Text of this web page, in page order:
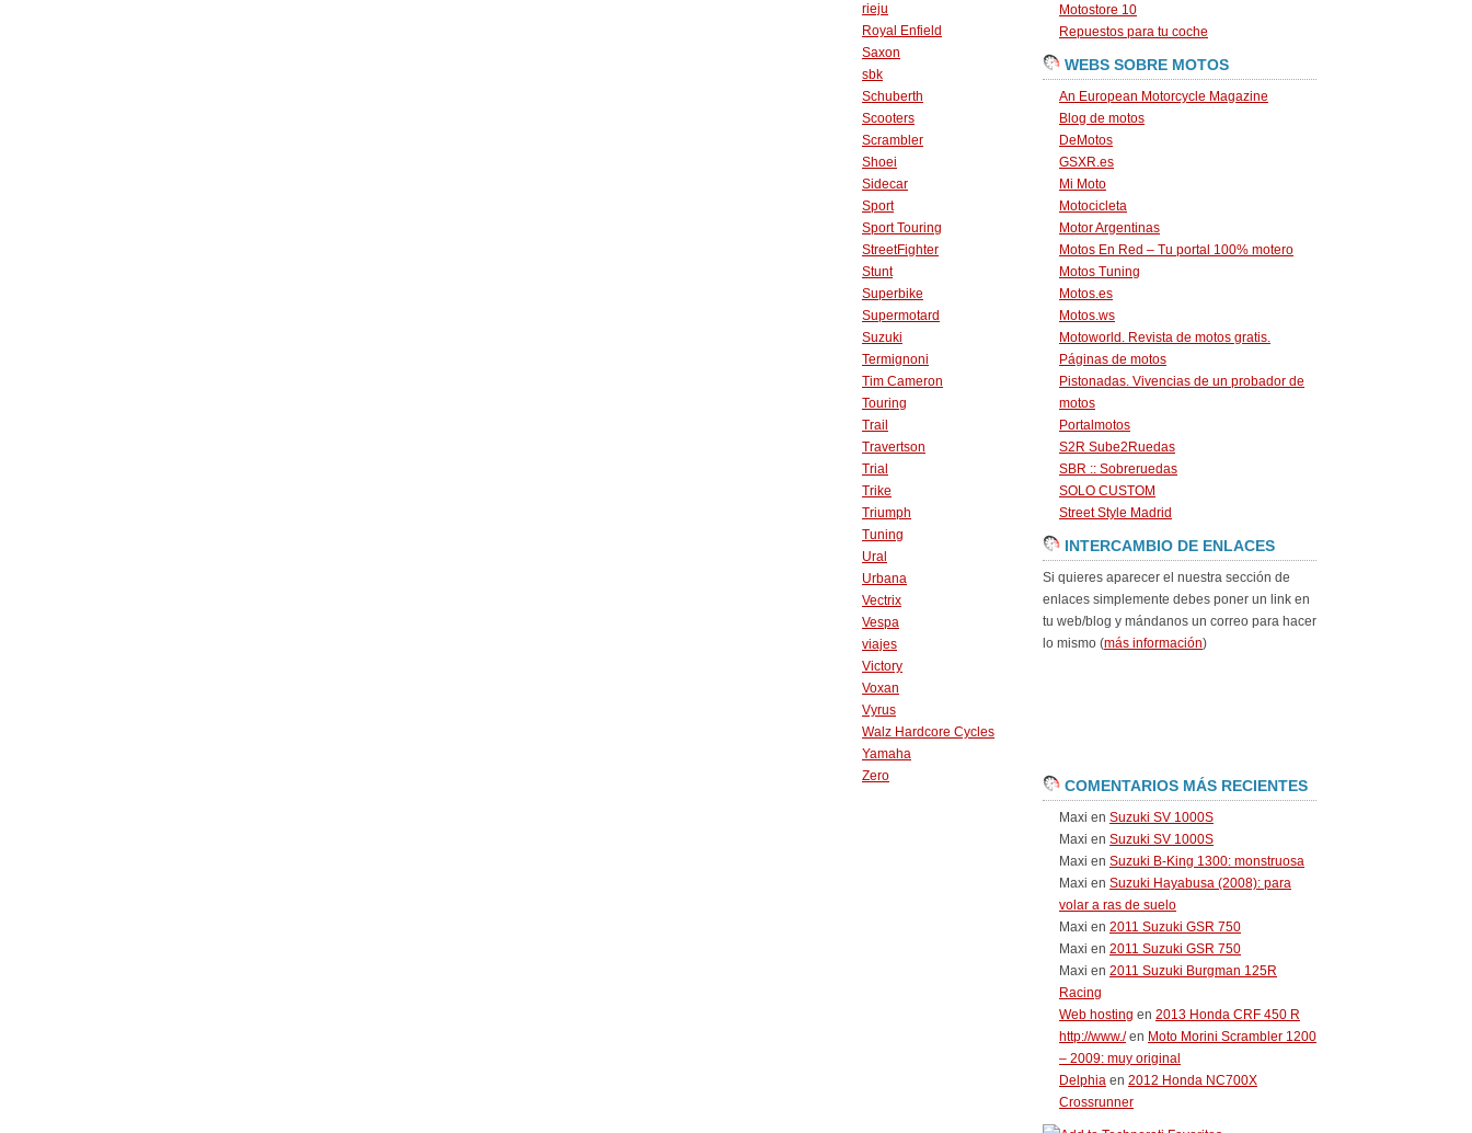
rieju
Royal Enfield
Saxon
sbk
Schuberth
Scooters
Scrambler
Shoei
Sidecar
Sport
Sport Touring
StreetFighter
Stunt
Superbike
Supermotard
Suzuki
Termignoni
Tim Cameron
Touring
Trail
Travertson
Trial
Trike
Triumph
Tuning
Ural
Urbana
Vectrix
Vespa
viajes
Victory
Voxan
Vyrus
Walz Hardcore Cycles
Yamaha
Zero
Motostore 10
Repuestos para tu coche
WEBS SOBRE MOTOS
An European Motorcycle Magazine
Blog de motos
DeMotos
GSXR.es
Mi Moto
Motocicleta
Motor Argentinas
Motos En Red – Tu portal 100% motero
Motos Tuning
Motos.es
Motos.ws
Motoworld. Revista de motos gratis.
Páginas de motos
Pistonadas. Vivencias de un probador de
motos
Portalmotos
S2R Sube2Ruedas
SBR :: Sobreruedas
SOLO CUSTOM
Street Style Madrid
INTERCAMBIO DE ENLACES
Si quieres aparecer el nuestra sección de
enlaces simplemente debes poner un link en
tu web/blog y mándanos un correo para hacer
lo mismo (más información)
COMENTARIOS MÁS RECIENTES
Maxi en Suzuki SV 1000S
Maxi en Suzuki SV 1000S
Maxi en Suzuki B-King 1300: monstruosa
Maxi en Suzuki Hayabusa (2008): para
volar a ras de suelo
Maxi en 2011 Suzuki GSR 750
Maxi en 2011 Suzuki GSR 750
Maxi en 2011 Suzuki Burgman 125R
Racing
Web hosting en 2013 Honda CRF 450 R
http://www./en Moto Morini Scrambler 1200
– 2009: muy original
Delphia en 2012 Honda NC700X
Crossrunner